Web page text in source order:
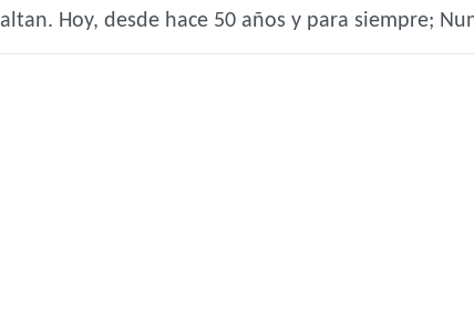
Hoy, desde hace 50 años y para siempre;